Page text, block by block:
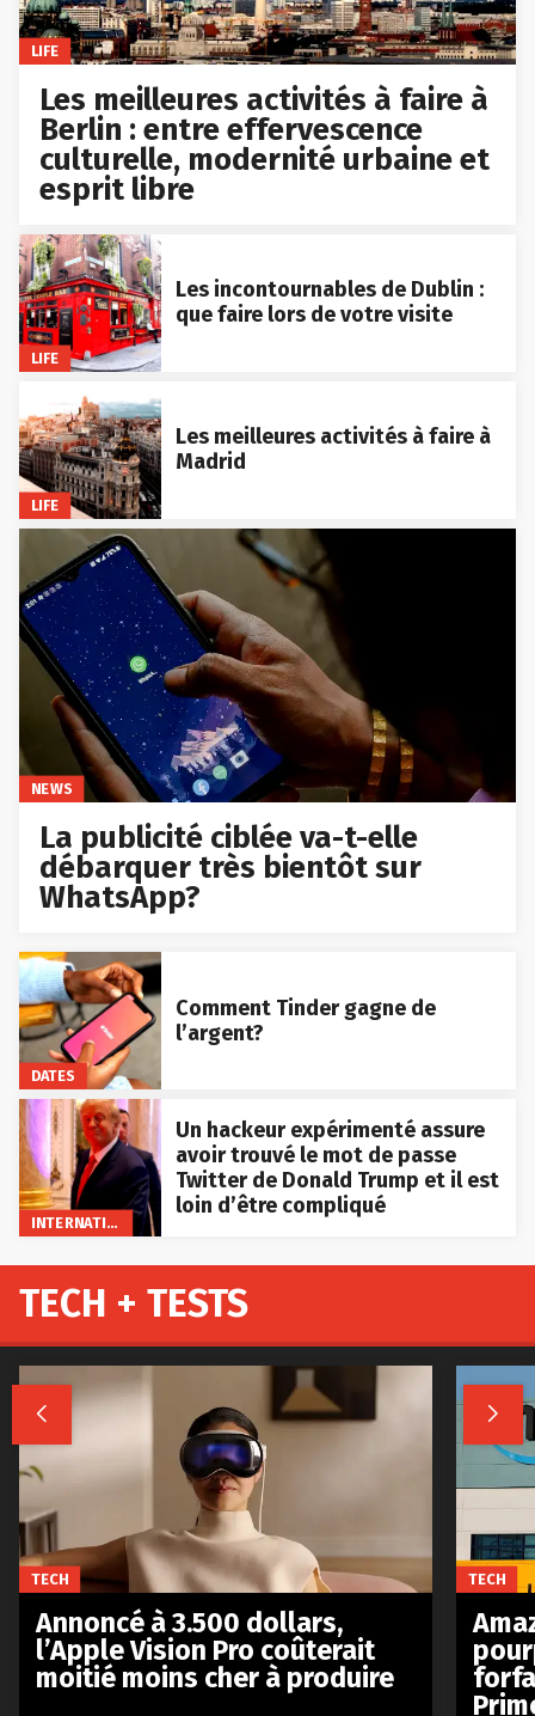
LIFE
Les meilleures activités à faire à
Berlin : entre effervescence
culturelle, modernité urbaine et
esprit libre
LIFE
Les incontournables de Dublin :
que faire lors de votre visite
LIFE
Les meilleures activités à faire à
Madrid
NEWS
La publicité ciblée va-t-elle
débarquer très bientôt sur
WhatsApp?
DATES
Comment Tinder gagne de
l’argent?
INTERNATIONAL
Un hackeur expérimenté assure
avoir trouvé le mot de passe
Twitter de Donald Trump et il est
loin d’être compliqué
TECH + TESTS
 
TECH
Annoncé à 3.500 dollars,
l’Apple Vision Pro coûterait
moitié moins cher à produire
TECH